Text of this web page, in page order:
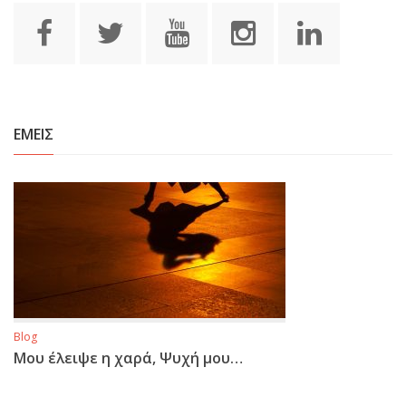
ΕΜΕΙΣ
Blog
Μου έλειψε η χαρά, Ψυχή μου…